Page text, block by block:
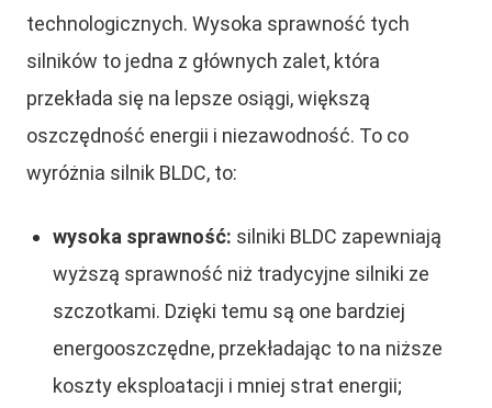
technologicznych. Wysoka sprawność tych
silników to jedna z głównych zalet, która
przekłada się na lepsze osiągi, większą
oszczędność energii i niezawodność. To co
wyróżnia silnik BLDC, to:
wysoka sprawność: silniki BLDC zapewniają
wyższą sprawność niż tradycyjne silniki ze
szczotkami. Dzięki temu są one bardziej
energooszczędne, przekładając to na niższe
koszty eksploatacji i mniej strat energii;